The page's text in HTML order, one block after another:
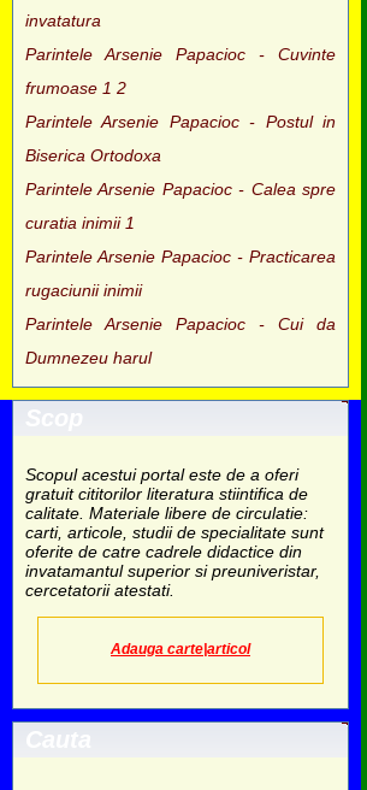
invatatura
Parintele Arsenie Papacioc - Cuvinte
frumoase 1 2
Parintele Arsenie Papacioc - Postul in
Biserica Ortodoxa
Parintele Arsenie Papacioc - Calea spre
curatia inimii 1
Parintele Arsenie Papacioc - Practicarea
rugaciunii inimii
Parintele Arsenie Papacioc - Cui da
Dumnezeu harul
Scop
Scopul acestui portal este de a oferi
gratuit cititorilor literatura stiintifica de
calitate. Materiale libere de circulatie:
carti, articole, studii de specialitate sunt
oferite de catre cadrele didactice din
invatamantul superior si preuniveristar,
cercetatorii atestati.
Adauga carte|articol
Cauta